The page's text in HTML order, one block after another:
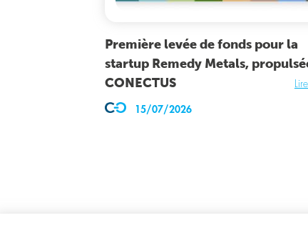
Première levée de fonds pour la
startup Remedy Metals,
CONECTUS
15/07/2026